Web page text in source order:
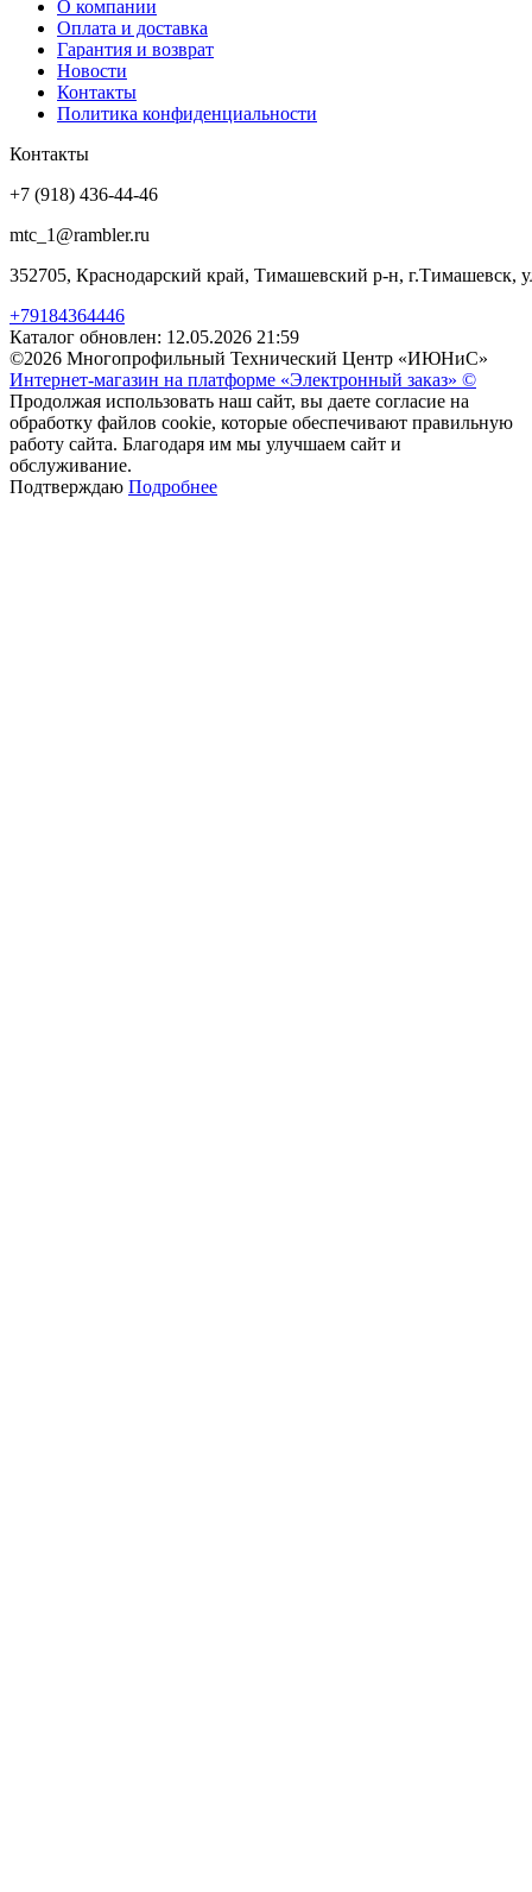
О компании
Оплата и доставка
Гарантия и возврат
Новости
Контакты
Политика конфиденциальности
Контакты
+7 (918) 436-44-46
mtc_1@rambler.ru
352705, Краснодарский край, Тимашевский р-н, г.Тимашевск,
+79184364446
Каталог обновлен: 12.05.2026 21:59
©2026 Многопрофильный Технический Центр «ИЮНиС»
Интернет-магазин на платформе «Электронный заказ» ©
Продолжая использовать наш сайт, вы даете согласие на
обработку файлов cookie, которые обеспечивают правильную
работу сайта. Благодаря им мы улучшаем сайт и
обслуживание.
Подтверждаю Подробнее